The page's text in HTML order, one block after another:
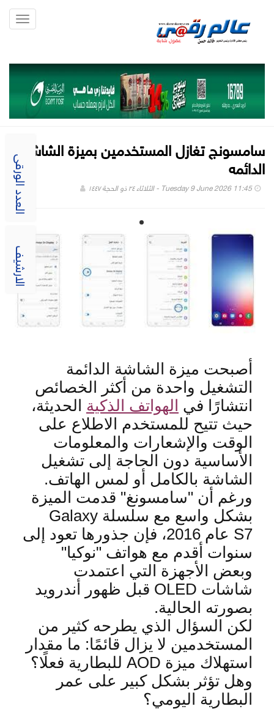
العدد الورقى
الارشيف
سامسونج تغازل المستخدمين بميزة الشاشه
الدائمه
Tuesday 9 June 2026 11:45 - الثلاثاء ٢٤ ذو الحجة ١٤٤٧
أصبحت ميزة الشاشة الدائمة
التشغيل واحدة من أكثر الخصائص
انتشارًا في
الهواتف الذكية
الحديثة،
حيث تتيح للمستخدم الاطلاع على
الوقت والإشعارات والمعلومات
الأساسية دون الحاجة إلى تشغيل
الشاشة بالكامل أو لمس الهاتف.
ورغم أن "سامسونغ" قدمت الميزة
بشكل واسع مع سلسلة Galaxy
S7
عام 2016، فإن جذورها تعود إلى
سنوات أقدم مع هواتف "نوكيا"
وبعض الأجهزة التي اعتمدت
شاشات
قبل ظهور أندرويد
بصورته الحالية.
لكن السؤال الذي يطرحه كثير من
المستخدمين لا يزال قائمًا: ما مقدار
استهلاك ميزة
للبطارية فعلًا؟
وهل تؤثر بشكل كبير على عمر
البطارية اليومي؟